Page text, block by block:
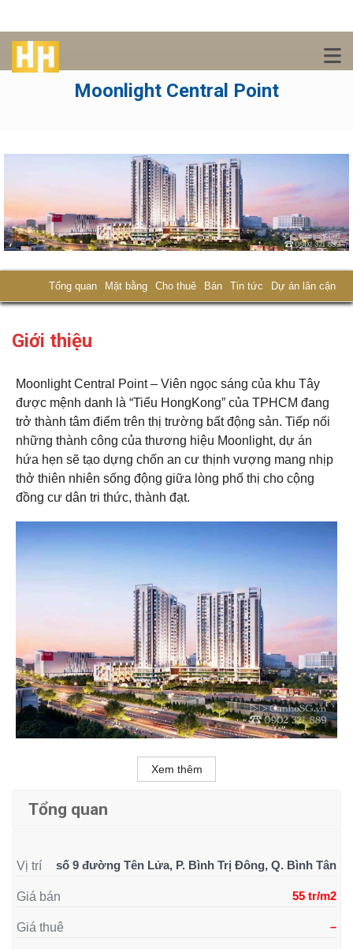
Moonlight Central Point
Tổng quan Mặt bằng Cho thuê Bán Tin tức Dự án lân cận
Giới thiệu
Moonlight Central Point – Viên ngọc sáng của khu Tây
được mệnh danh là “Tiểu HongKong” của TPHCM đang
trở thành tâm điểm trên thị trường bất động sản. Tiếp nối
những thành công của thương hiệu Moonlight, dự án
hứa hẹn sẽ tạo dựng chốn an cư thịnh vượng mang nhịp
thở thiên nhiên sống động giữa lòng phố thị cho cộng
đồng cư dân tri thức, thành đạt.
Xem thêm
Tổng quan
Vị trí số 9 đường Tên Lửa, P. Bình Trị Đông, Q. Bình Tân
Giá bán 55 tr/m2
Giá thuê –